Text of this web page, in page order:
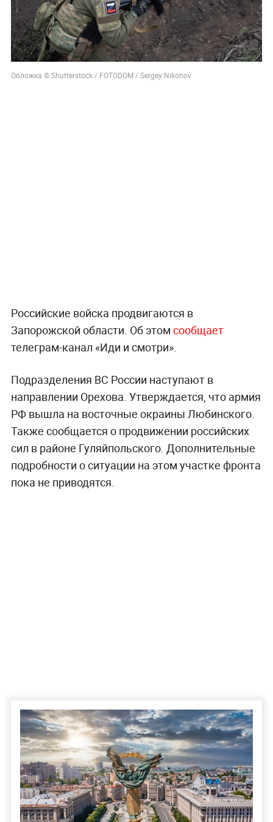
Обложка © Shutterstock / FOTODOM / Sergey Nikonov
Российские войска продвигаются в
Запорожской области. Об этом сообщает
телеграм-канал «Иди и смотри».
Подразделения ВС России наступают в
направлении Орехова. Утверждается, что армия
РФ вышла на восточные окраины Любинского.
Также сообщается о продвижении российских
сил в районе Гуляйпольского. Дополнительные
подробности о ситуации на этом участке фронта
пока не приводятся.